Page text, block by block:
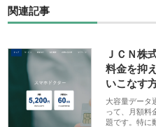
関連記事
ＪＣＮ株
料金を抑
いこなす
大容量データ
って、月額料
題です。特に